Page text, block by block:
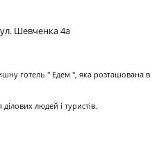
Шевченка 4а
готель " Едем ", яка розташована в
людей і туристів.